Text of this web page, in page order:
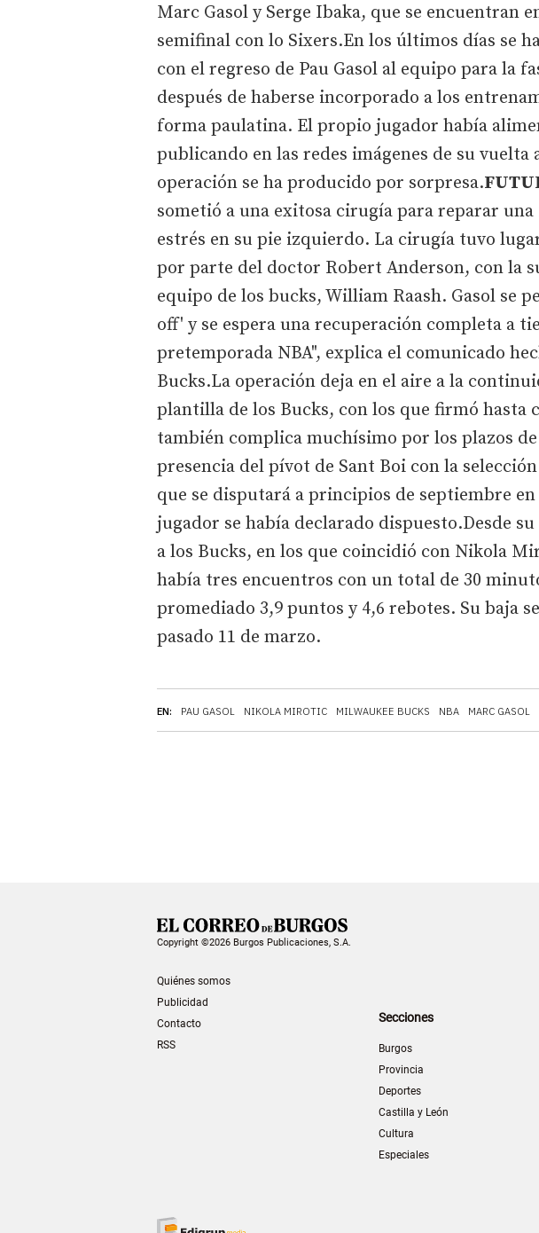
EN: PAU GASOL NIKOLA MIROTIC MILWAUKEE BUCKS NBA MARC GASOL
Marc Gasol y Serge Ibaka, que se encuentran
semifinal con lo Sixers.En los últimos días se
con el regreso de Pau Gasol al equipo para la
después de haberse incorporado a los
forma paulatina. El propio jugador había
publicando en las redes imágenes de su vuelta
operación se ha producido por sorpresa.
sometió a una exitosa cirugía para reparar
estrés en su pie izquierdo. La cirugía tuvo
por parte del doctor Robert Anderson, con la
equipo de los bucks, William Raash. Gasol se
off' y se espera una recuperación completa a
pretemporada NBA", explica el comunicado
Bucks.La operación deja en el aire a la
plantilla de los Bucks, con los que firmó hasta
también complica muchísimo por los plazos
presencia del pívot de Sant Boi con la
que se disputará a principios de septiembre
jugador se había declarado dispuesto.Desde
a los Bucks, en los que coincidió con Nikola
había tres encuentros con un total de 30
promediado 3,9 puntos y 4,6 rebotes. Su baja
pasado 11 de marzo.
Copyright ©2026 Burgos Publicaciones, S.A.
Quiénes somos
Publicidad
Contacto
RSS
Secciones
Burgos
Provincia
Deportes
Castilla y León
Cultura
Especiales